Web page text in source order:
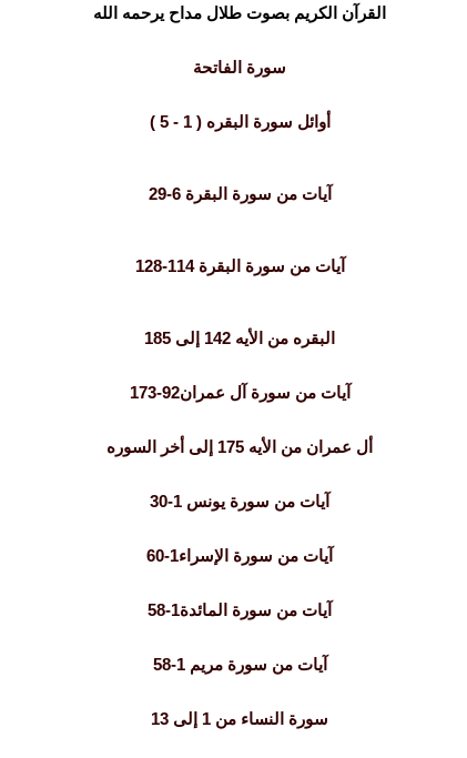
القرآن الكريم بصوت طلال مداح يرحمه الله
سورة الفاتحة
أوائل سورة البقره ( 1 - 5 )
آيات من سورة البقرة 6-29
آيات من سورة البقرة 114-128
البقره من الأيه 142 إلى 185
آيات من سورة آل عمران92-173
أل عمران من الأيه 175 إلى أخر السوره
آيات من سورة يونس 1-30
آيات من سورة الإسراء1-60
آيات من سورة المائدة1-58
آيات من سورة مريم 1-58
سورة النساء من 1 إلى 13